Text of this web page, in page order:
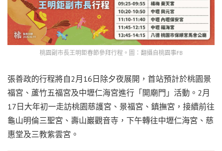
桃園副市長王明鉅春節參拜行程。圖：翻攝自桃園事FB
張善政的行程將自2月16日除夕夜展開，首站預計於桃園景
福宮、蘆竹五福宮及中壢仁海宮進行「開廟門」活動。2月
17日大年初一走訪桃園慈護宮、景福宮、鎮撫宮，接續前往
龜山明倫三聖宮、壽山巖觀音寺，下午轉往中壢仁海宮、慈
惠堂及三教紫雲宮。